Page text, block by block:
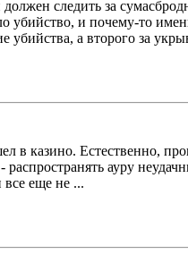
следить за
и почему-то
а второго за
казино. Естественно,
ауру
еще не ...